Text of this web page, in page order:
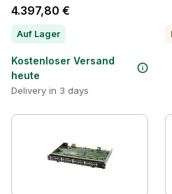
4.397,80 €
Auf Lager
Kostenloser Versand
heute
Delivery in 3 days